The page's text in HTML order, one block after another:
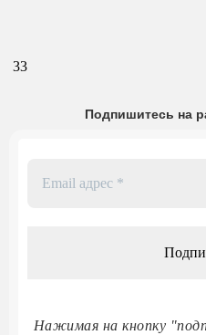
33
Подпишитесь на
Нажимая на кнопку